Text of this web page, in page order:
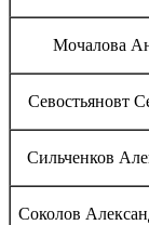
Мочалова
Севостьяновт
Сильченков
Соколов